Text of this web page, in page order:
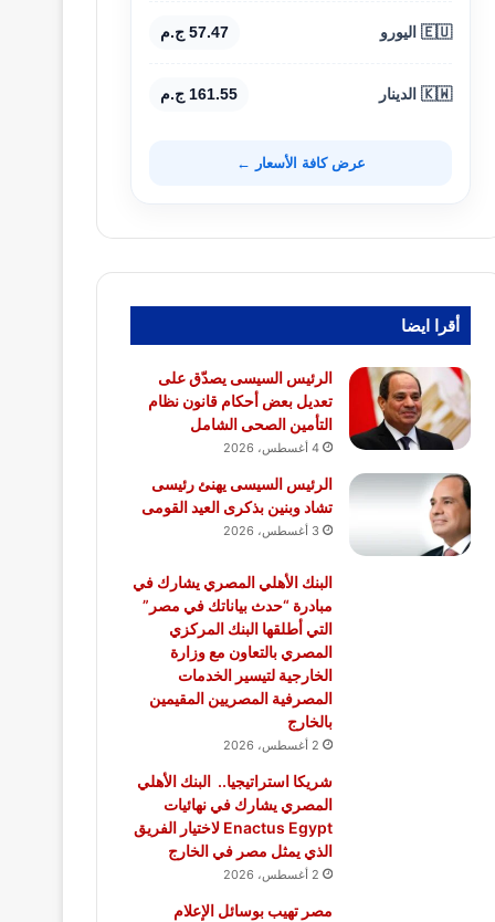
🇪🇺 اليورو 57.47 ج.م
🇰🇼 الدينار 161.55 ج.م
عرض كافة الأسعار ←
أقرا ايضا
الرئيس السيسى يصدّق على
تعديل بعض أحكام قانون نظام
التأمين الصحى الشامل
4 أغسطس، 2026
الرئيس السيسى يهنئ رئيسى
تشاد وبنين بذكرى العيد القومى
3 أغسطس، 2026
البنك الأهلي المصري يشارك في
مبادرة “حدث بياناتك في مصر”
التي أطلقها البنك المركزي
المصري بالتعاون مع وزارة
الخارجية لتيسير الخدمات
المصرفية المصريين المقيمين
بالخارج
2 أغسطس، 2026
شريكا استراتيجيا.. البنك الأهلي
المصري يشارك في نهائيات
Enactus Egypt لاختيار الفريق
الذي يمثل مصر في الخارج
2 أغسطس، 2026
مصر تهيب بوسائل الإعلام